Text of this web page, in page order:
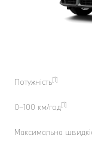
Потужність[1]
0–100 км/год[1]
Максимальна